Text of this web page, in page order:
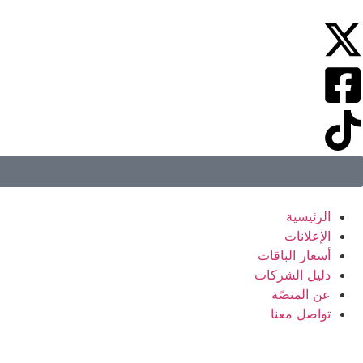
الرئيسية
الإعلانات
أسعار الباقات
دليل الشركات
عن المنصّة
تواصل معنا